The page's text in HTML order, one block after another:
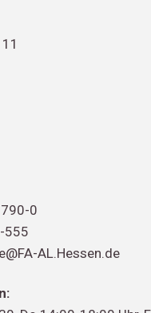
0
555
AL.Hessen.de